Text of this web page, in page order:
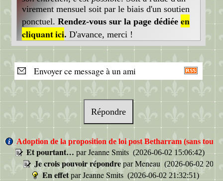
virement mensuel soit par le biais d'un soutien
ponctuel. Rendez-vous sur la page dédiée en
cliquant ici. D'avance, merci !
Envoyer ce message à un ami
Répondre
Adoption de la proposition de loi post Betharram (sans
Et pourtant… parJeanne Smits (2026-06-02 15:06:42)
Je crois pouvoir répondre parMeneau (2026-06-02
En effetparJeanne Smits (2026-06-02 21:32:51)